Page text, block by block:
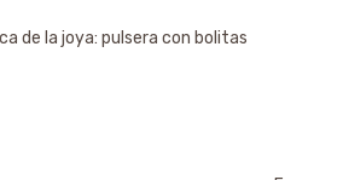
de la joya: pulsera con bolitas